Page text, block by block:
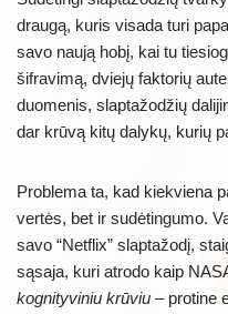
draugą, kuris visada turi
savo naują hobį, kai tu
šifravimą, dviejų faktorių
duomenis, slaptažodžių
dar krūvą kitų dalykų, kurių
Problema ta, kad kiekviena
vertės, bet ir sudėtingumo.
savo “Netflix” slaptažodį,
sąsaja, kuri atrodo kaip
kognityviniu krūviu – protine